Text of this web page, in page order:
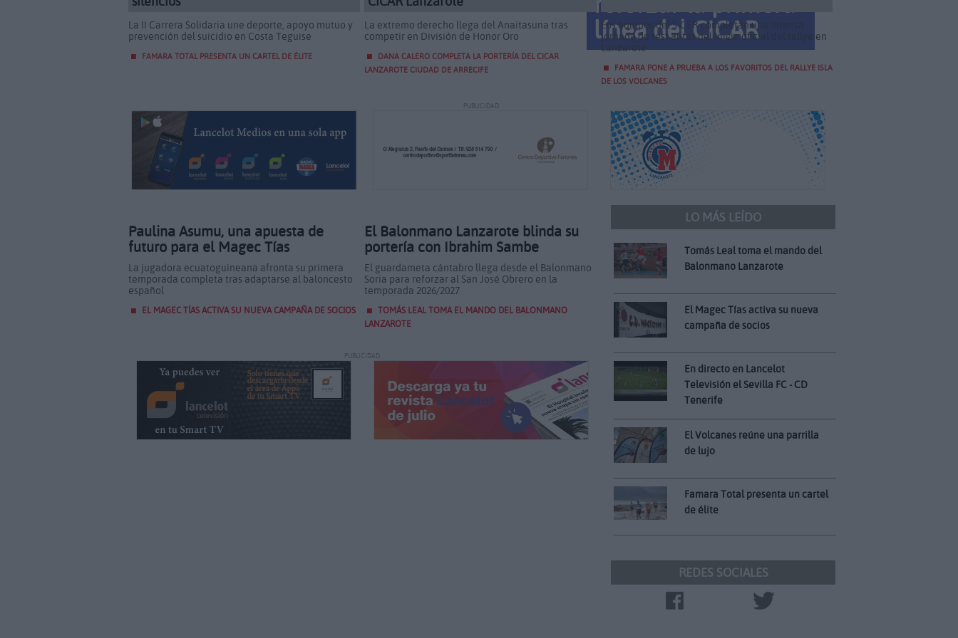
línea del CICAR
La II Carrera Solidaria une deporte, apoyo mutuo y
prevención del suicidio en Costa Teguise
FAMARA TOTAL PRESENTA UN CARTEL DE ÉLITE
La extremo derecho llega del Anaitasuna tras
competir en División de Honor Oro
DANA CALERO COMPLETA LA PORTERÍA DEL CICAR
LANZAROTE CIUDAD DE ARRECIFE
Los equipos del S-CER completan una intensa
jornada de test antes del inicio oficial del rallye en
Lanzarote
FAMARA PONE A PRUEBA A LOS FAVORITOS DEL RALLYE ISLA
DE LOS VOLCANES
PUBLICIDAD
Paulina Asumu, una apuesta de
futuro para el Magec Tías
La jugadora ecuatoguineana afronta su primera
temporada completa tras adaptarse al baloncesto
español
EL MAGEC TÍAS ACTIVA SU NUEVA CAMPAÑA DE SOCIOS
El Balonmano Lanzarote blinda su
portería con Ibrahim Sambe
El guardameta cántabro llega desde el Balonmano
Soria para reforzar al San José Obrero en la
temporada 2026/2027
TOMÁS LEAL TOMA EL MANDO DEL BALONMANO
LANZAROTE
PUBLICIDAD
LO MÁS LEÍDO
Tomás Leal toma el mando del
Balonmano Lanzarote
El Magec Tías activa su nueva
campaña de socios
En directo en Lancelot
Televisión el Sevilla FC - CD
Tenerife
El Volcanes reúne una parrilla
de lujo
Famara Total presenta un cartel
de élite
REDES SOCIALES